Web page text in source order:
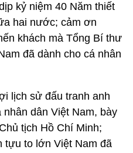
kỷ niệm 40 Năm thiết
hai nước; cảm ơn
khách mà Tổng Bí thư
đã dành cho cá nhân
lịch sử đấu tranh anh
dân Việt Nam, bày
tịch Hồ Chí Minh;
tựu to lớn Việt Nam đã